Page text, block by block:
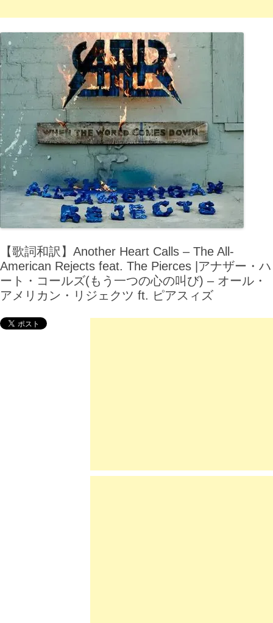
【歌詞和訳】Another Heart Calls – The All-
American Rejects feat. The Pierces |アナザー・ハ
ート・コールズ(もう一つの心の叫び) – オール・
アメリカン・リジェクツ ft. ピアスィズ